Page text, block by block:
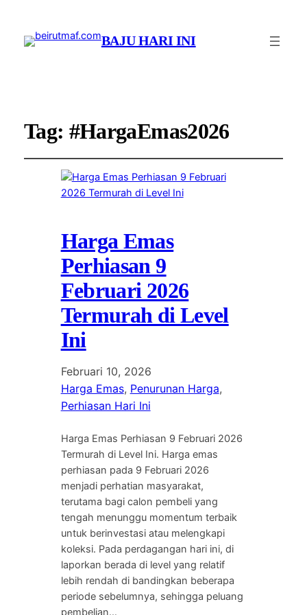
BAJU HARI INI
Tag: #HargaEmas2026
Harga Emas
Perhiasan 9
Februari 2026
Termurah di Level
Ini
Februari 10, 2026
Harga Emas, Penurunan Harga
Perhiasan Hari Ini
Harga Emas Perhiasan 9 Februari 2026
Termurah di Level Ini. Harga emas
perhiasan pada 9 Februari 2026
menjadi perhatian masyarakat,
terutama bagi calon pembeli yang
tengah menunggu momentum terbaik
untuk berinvestasi atau melengkapi
koleksi. Pada perdagangan hari ini, di
laporkan berada di level yang relatif
lebih rendah di bandingkan beberapa
periode sebelumnya, sehingga peluang
pembelian…